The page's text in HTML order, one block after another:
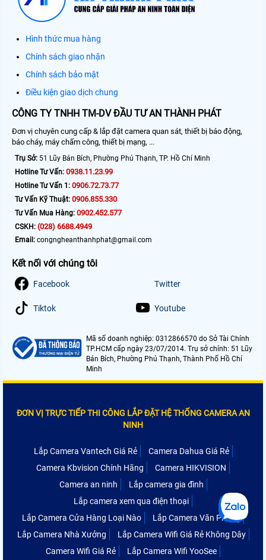
Hình thức mua hàng
Chính sách giao nhận
Chính sách bảo mật
Điều kiện giao dịch chung
CÔNG TY TNHH TM-DV ĐẦU TƯ AN THÀNH PHÁT
Đơn vị chuyên cung cấp & lắp đặt camera quan sát, thiết bị báo động,
báo cháy, máy chấm công, thiết bị mạng, ...
Trụ Sở: 51 Lũy Bán Bích, Phường Phú Thạnh, TP. Hồ Chí Minh
Hotline Tư Vấn: 0938.11.23.99
Hotline Tư Vấn 1: 0906.72.73.77
Tư Vấn Kỹ Thuật: 0906.855.330
Tư Vấn Mua Hàng: 0902.452.577
CSKH: (028) 6688.4949
Email: congngheanthanhphat@gmail.com
Kết nối với chúng tôi
Facebook Twitter
Tiktok Youtube
Mã số doanh nghiệp: 0312866570 do Sở Tài Chính
TP.HCM cấp ngày 23/07/2014. Trụ sở chính: 51 Lũy
Bán Bích, Phường Phú Thạnh, Thành Phố Hồ Chí
Minh
ĐƠN VỊ TRỰC TIẾP THI CÔNG LẮP ĐẶT HỆ THỐNG CAMERA AN
NINH
Lắp Camera Vantech Giá Rẻ
Camera Dahua Giá Rẻ
Camera Kbvision Chính Hãng
Camera HIKVISION
Camera an ninh
Lắp camera gia đình
Lắp camera xem qua điện thoại
Lắp Camera Cửa Hàng Loại Nào
Lắp Camera Văn Phòng
Lắp Camera Nhà Xưởng
Lắp Camera Wifi Giá Rẻ Không Dây
Camera Wifi Giá Rẻ
Lắp Camera Wifi YooSee